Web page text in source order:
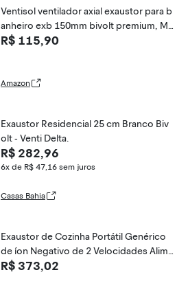
Ventisol ventilador axial exaustor para b
anheiro exb 150mm bivolt premium, M
odelo: 12349
R$ 115,90
Amazon
Exaustor Residencial 25 cm Branco Biv
olt - Venti Delta.
R$ 282,96
6x de R$ 47,16 sem juros
Casas Bahia
Exaustor de Cozinha Portátil Genérico
de íon Negativo de 2 Velocidades Alime
ntado por USB para Apartamento 5V 8
R$ 373,02